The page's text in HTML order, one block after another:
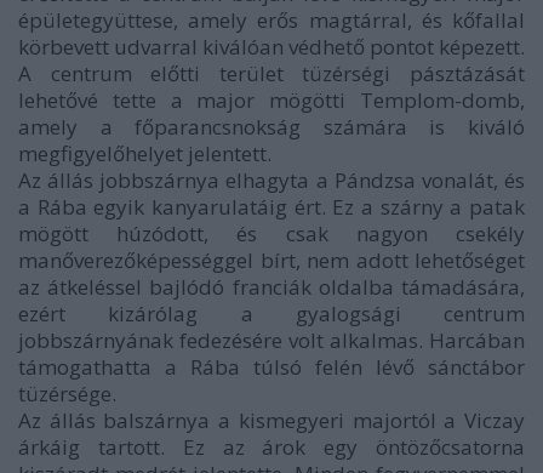
épületegyüttese, amely erős magtárral, és kőfallal
körbevett udvarral kiválóan védhető pontot képezett.
A centrum előtti terület tüzérségi pásztázását
lehetővé tette a major mögötti Templom-domb,
amely a főparancsnokság számára is kiváló
megfigyelőhelyet jelentett.
Az állás jobbszárnya elhagyta a Pándzsa vonalát, és
a Rába egyik kanyarulatáig ért. Ez a szárny a patak
mögött húzódott, és csak nagyon csekély
manőverezőképességgel bírt, nem adott lehetőséget
az átkeléssel bajlódó franciák oldalba támadására,
ezért kizárólag a gyalogsági centrum
jobbszárnyának fedezésére volt alkalmas. Harcában
támogathatta a Rába túlsó felén lévő sánctábor
tüzérsége.
Az állás balszárnya a kismegyeri majortól a Viczay
árkáig tartott. Ez az árok egy öntözőcsatorna